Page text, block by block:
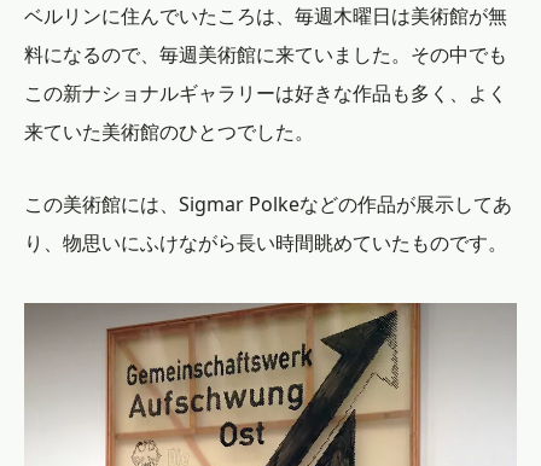
ベルリンに住んでいたころは、毎週木曜日は美術館が無
料になるので、毎週美術館に来ていました。その中でも
この新ナショナルギャラリーは好きな作品も多く、よく
来ていた美術館のひとつでした。
この美術館には、Sigmar Polkeなどの作品が展示してあ
り、物思いにふけながら長い時間眺めていたものです。